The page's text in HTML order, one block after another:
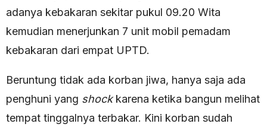
adanya kebakaran sekitar pukul 09.20 Wita
kemudian menerjunkan 7 unit mobil pemadam
kebakaran dari empat UPTD.
Beruntung tidak ada korban jiwa, hanya saja ada
penghuni yang shockkarena ketika bangun melihat
tempat tinggalnya terbakar. Kini korban sudah